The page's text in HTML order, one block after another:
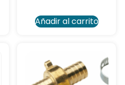
Añadir al carrito